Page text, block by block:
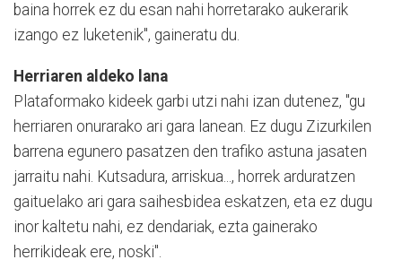
baina horrek ez du esan nahi horretarako aukerarik
izango ez luketenik", gaineratu du.
Herriaren aldeko lana
Plataformako kideek garbi utzi nahi izan dutenez, "gu
herriaren onurarako ari gara lanean. Ez dugu Zizurkilen
barrena egunero pasatzen den trafiko astuna jasaten
jarraitu nahi. Kutsadura, arriskua..., horrek arduratzen
gaituelako ari gara saihesbidea eskatzen, eta ez dugu
inor kaltetu nahi, ez dendariak, ezta gainerako
herrikideak ere, noski".